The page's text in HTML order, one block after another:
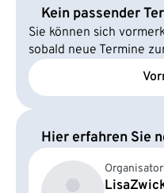
Kein passender
Sie können sich
sobald neue Termine
Hier erfahren Sie
Lisa